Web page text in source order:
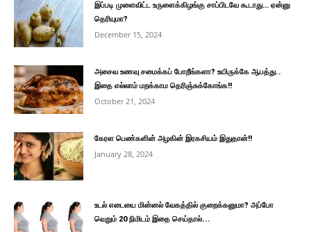
இப்படி முளைவிட்ட உருளைக்கிழங்கு சாப்பிடவே கூடாது… ஏன்னு
தெரியுமா?
December 15, 2024
அசைவ உணவு சமைக்கப் போறீங்களா? உயிருக்கே ஆபத்து..
இதை எல்லாம் மறக்காம தெரிஞ்சுக்கோங்க!!
October 21, 2024
கேரள பெண்களின் அழகின் இரகசியம் இதுதான்!!
January 28, 2024
உடல் எடையை மின்னல் வேகத்தில் குறைக்கனுமா? அப்போ
வெறும் 20 நிமிடம் இதை செய்தால்...